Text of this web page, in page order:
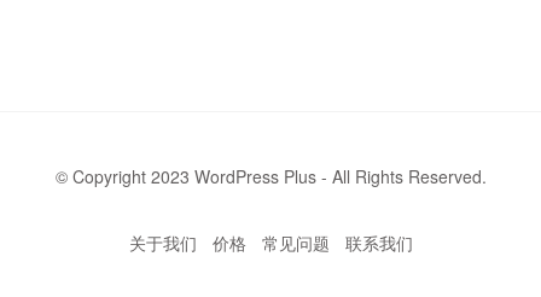
© Copyright 2023 WordPress Plus - All Rights Reserved.
关于我们 价格 常见问题 联系我们